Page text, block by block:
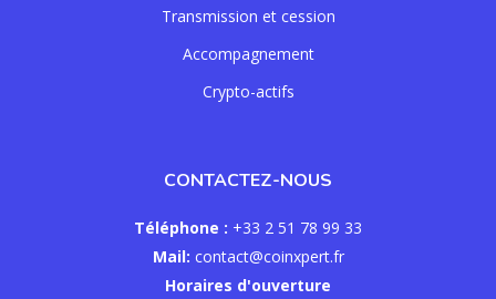
Transmission et cession
Accompagnement
Crypto-actifs
CONTACTEZ-NOUS
Téléphone : +33 2 51 78 99 33
Mail: contact@coinxpert.fr
Horaires d'ouverture